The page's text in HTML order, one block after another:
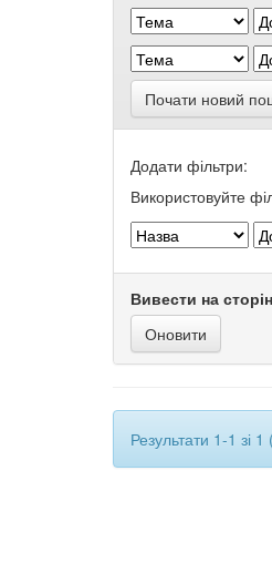
Почати новий
Додати фільтри:
Використовуйте
Вивести на
Результати 1-1 зі